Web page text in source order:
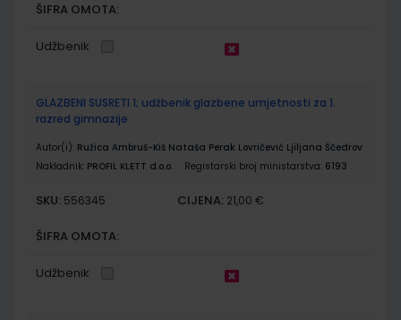
ŠIFRA OMOTA:
Udžbenik
GLAZBENI SUSRETI 1; udžbenik glazbene umjetnosti za 1.
razred gimnazije
Autor(i): Ružica Ambruš-Kiš Nataša Perak Lovričević Ljiljana Ščedrov
Nakladnik: PROFIL KLETT d.o.o. Registarski broj ministarstva: 6193
SKU: 556345 CIJENA: 21,00 €
ŠIFRA OMOTA:
Udžbenik